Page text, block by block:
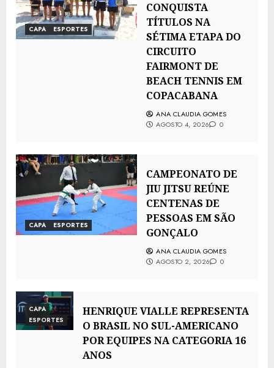
CAPA ESPORTES
CONQUISTA
TÍTULOS NA
SÉTIMA ETAPA DO
CIRCUITO
FAIRMONT DE
BEACH TENNIS EM
COPACABANA
ANA CLAUDIA GOMES
AGOSTO 4, 2026
0
CAPA ESPORTES
CAMPEONATO DE
JIU JITSU REÚNE
CENTENAS DE
PESSOAS EM SÃO
GONÇALO
ANA CLAUDIA GOMES
AGOSTO 2, 2026
0
CAPA
ESPORTES
HENRIQUE VIALLE REPRESENTA
O BRASIL NO SUL-AMERICANO
POR EQUIPES NA CATEGORIA 16
ANOS